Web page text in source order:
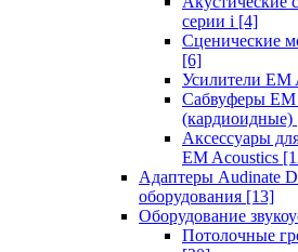
серии i [4]
Сценические
[6]
Усилители EM
Сабвуферы EM
(кардиоидные)
Аксессуары
EM Acoustics
Адаптеры Audinate
оборудования [13]
Оборудование
Потолочные